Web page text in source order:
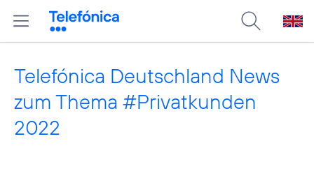
Telefónica Deutschland News
zum Thema #Privatkunden
2022